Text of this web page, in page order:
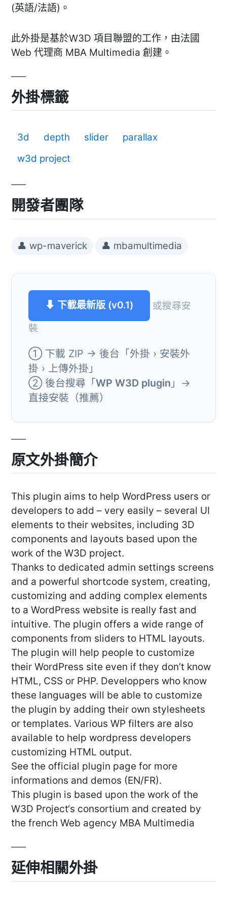
(英語/法語)。
此外掛是基於W3D 項目聯盟的工作，由法國
Web 代理商 MBA Multimedia 創建。
外掛標籤
3d depth slider
parallax
w3d project
開發者團隊
👤 wp-maverick 👤 mbamultimedia
⬇ 下載最新版 (v0.1)
或搜尋安
裝
① 下載 ZIP → 後台「外掛 › 安裝外
掛 › 上傳外掛」
② 後台搜尋「WP W3D plugin 」→
直接安裝（推薦）
原文外掛簡介
This plugin aims to help WordPress users or
developers to add – very easily – several UI
elements to their websites, including 3D
components and layouts based upon the
work of the W3D project.
Thanks to dedicated admin settings screens
and a powerful shortcode system, creating,
customizing and adding complex elements
to a WordPress website is really fast and
intuitive. The plugin offers a wide range of
components from sliders to HTML layouts.
The plugin will help people to customize
their WordPress site even if they don’t know
HTML, CSS or PHP. Developpers who know
these languages will be able to customize
the plugin by adding their own stylesheets
or templates. Various WP filters are also
available to help wordpress developers
customizing HTML output.
See the official plugin page for more
informations and demos (EN/FR).
This plugin is based upon the work of the
W3D Project‘s consortium and created by
the french Web agency MBA Multimedia
延伸相關外掛